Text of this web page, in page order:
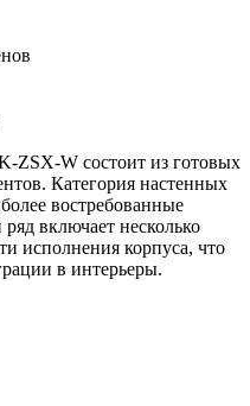
ZSX-W состоит из готовых
Категория настенных
востребованные
включает несколько
исполнения корпуса, что
в интерьеры.